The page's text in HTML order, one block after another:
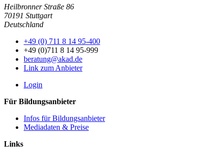
Heilbronner Straße 86
70191 Stuttgart
Deutschland
+49 (0) 711 8 14 95-400
+49 (0)711 8 14 95-999
beratung@akad.de
Link zum Anbieter
Login
Für Bildungsanbieter
Infos für Bildungsanbieter
Mediadaten & Preise
Links